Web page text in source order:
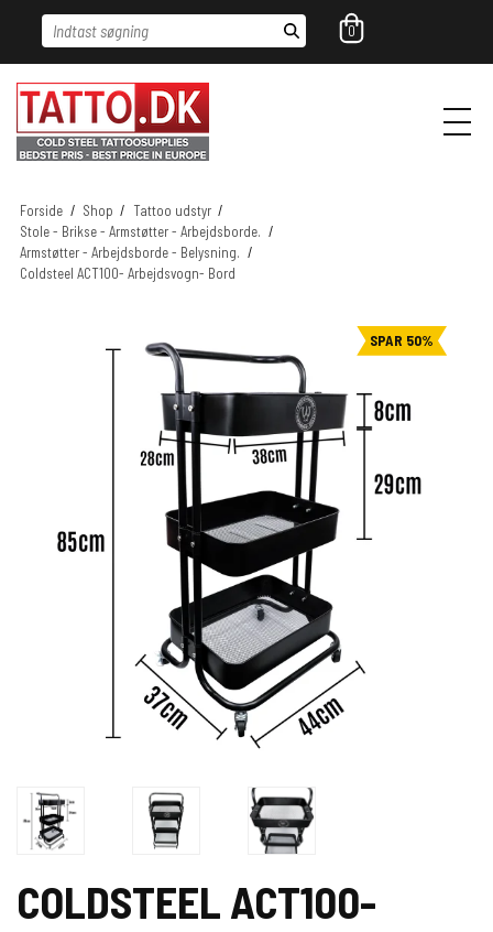
Indtast søgning 0
Forside / Shop / Tattoo udstyr /
Stole - Brikse - Armstøtter - Arbejdsborde. /
Armstøtter - Arbejdsborde - Belysning. /
Coldsteel ACT100- Arbejdsvogn- Bord
SPAR 50%
COLDSTEEL ACT100-